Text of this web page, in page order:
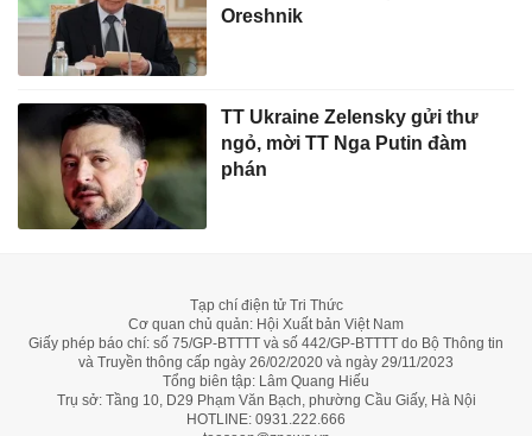
Oreshnik
TT Ukraine Zelensky gửi thư
ngỏ, mời TT Nga Putin đàm
phán
Tạp chí điện tử Tri Thức
Cơ quan chủ quản: Hội Xuất bản Việt Nam
Giấy phép báo chí: số 75/GP-BTTTT và số 442/GP-BTTTT do Bộ Thông tin
và Truyền thông cấp ngày 26/02/2020 và ngày 29/11/2023
Tổng biên tập: Lâm Quang Hiếu
Trụ sở: Tầng 10, D29 Phạm Văn Bạch, phường Cầu Giấy, Hà Nội
HOTLINE: 0931.222.666